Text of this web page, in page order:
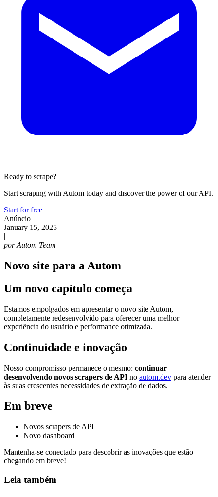
Ready to scrape?
Start scraping with Autom today and discover the power of our API.
Start for free
Anúncio
January 15, 2025
|
por Autom Team
Novo site para a Autom
Um novo capítulo começa
Estamos empolgados em apresentar o novo site Autom,
completamente redesenvolvido para oferecer uma melhor
experiência do usuário e performance otimizada.
Continuidade e inovação
Nosso compromisso permanece o mesmo: continuar
desenvolvendo novos scrapers de API no autom.dev para atender
às suas crescentes necessidades de extração de dados.
Em breve
Novos scrapers de API
Novo dashboard
Mantenha-se conectado para descobrir as inovações que estão
chegando em breve!
Leia também